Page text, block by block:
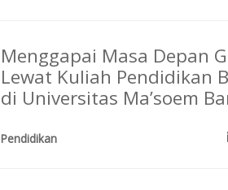
Menggapai Masa Depan
Lewat Kuliah Pendidikan
di Universitas Ma’soem
Pendidikan